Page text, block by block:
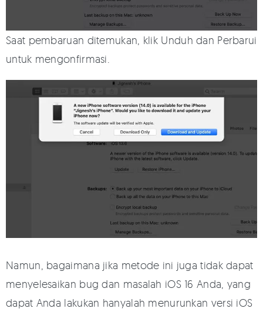
Saat pembaruan ditemukan, klik Unduh dan Perbarui
untuk mengonfirmasi.
Namun, bagaimana jika metode ini juga tidak dapat
menyelesaikan bug dan masalah iOS 16 Anda, yang
dapat Anda lakukan hanyalah menurunkan versi iOS